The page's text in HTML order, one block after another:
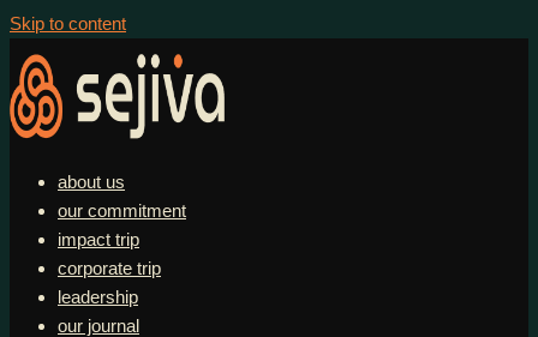
Skip to content
about us
our commitment
impact trip
corporate trip
leadership
our journal